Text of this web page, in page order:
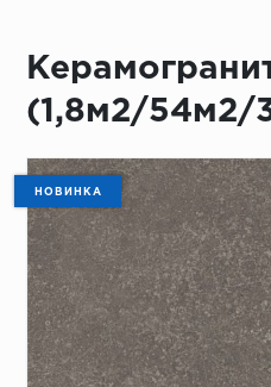
(1,8м2/54м2/
НОВИНКА